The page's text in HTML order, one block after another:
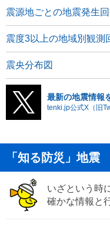
震源地ごとの地震発生
震度3以上の地域別観測
震央分布図
最新の地震情報
tenki.jp公式X（旧
「知る防災」地震
いざという時
確かな情報と